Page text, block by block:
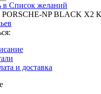
в Список желаний
PORSCHE-NP BLACK X2
и доставка